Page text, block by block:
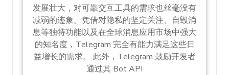
发展壮大，对可靠交互工具的需求也丝毫没有
减弱的迹象。凭借对隐私的坚定关注、自毁消
息等独特功能以及在全球消息应用市场中强大
的知名度，Telegram 完全有能力满足这些日
益增长的需求。 此外，Telegram 鼓励开发者
通过其 Bot API